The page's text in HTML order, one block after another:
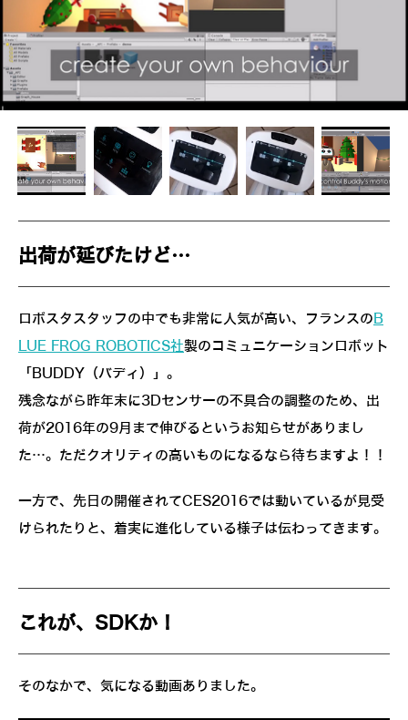
出荷が延びたけど…
ロボスタスタッフの中でも非常に人気が高い、フランスのB
LUE FROG ROBOTICS社製のコミュニケーションロボット
「BUDDY（バディ）」。
残念ながら昨年末に3Dセンサーの不具合の調整のため、出
荷が2016年の9月まで伸びるというお知らせがありまし
た…。ただクオリティの高いものになるなら待ちますよ！！
一方で、先日の開催されてCES2016では動いているが見受
けられたりと、着実に進化している様子は伝わってきます。
これが、SDKか！
そのなかで、気になる動画ありました。